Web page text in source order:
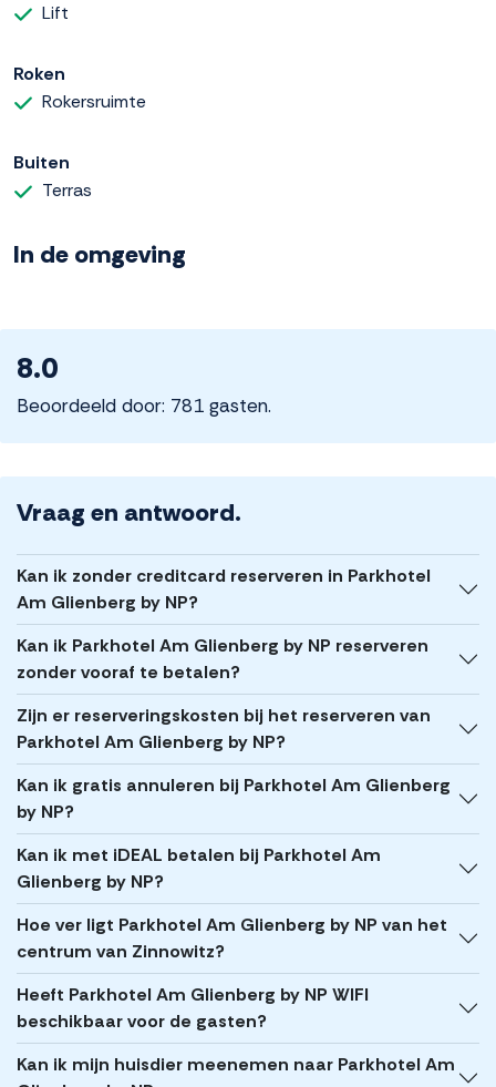
Lift
Roken
Rokersruimte
Buiten
Terras
In de omgeving
8.0
Beoordeeld door: 781 gasten.
Vraag en antwoord.
Kan ik zonder creditcard reserveren in Parkhotel
Am Glienberg by NP?
Kan ik Parkhotel Am Glienberg by NP reserveren
zonder vooraf te betalen?
Zijn er reserveringskosten bij het reserveren van
Parkhotel Am Glienberg by NP?
Kan ik gratis annuleren bij Parkhotel Am Glienberg
by NP?
Kan ik met iDEAL betalen bij Parkhotel Am
Glienberg by NP?
Hoe ver ligt Parkhotel Am Glienberg by NP van het
centrum van Zinnowitz?
Heeft Parkhotel Am Glienberg by NP WIFI
beschikbaar voor de gasten?
Kan ik mijn huisdier meenemen naar Parkhotel Am